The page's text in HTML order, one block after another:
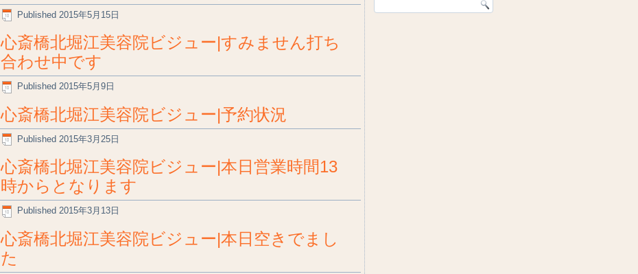
Published 2015年5月15日
心斎橋北堀江美容院ビジュー|すみません打ち
合わせ中です
Published 2015年5月9日
心斎橋北堀江美容院ビジュー|予約状況
Published 2015年3月25日
心斎橋北堀江美容院ビジュー|本日営業時間13
時からとなります
Published 2015年3月13日
心斎橋北堀江美容院ビジュー|本日空きでまし
た